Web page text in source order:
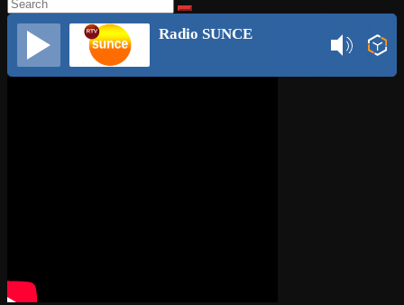
Radio SUNCE